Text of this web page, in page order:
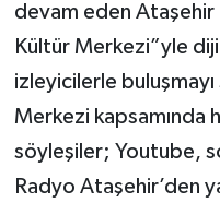
devam eden Ataşehir
Kültür Merkezi”yle
izleyicilerle
Merkezi kapsamında
söyleşiler; Youtube,
Radyo Ataşehir’den